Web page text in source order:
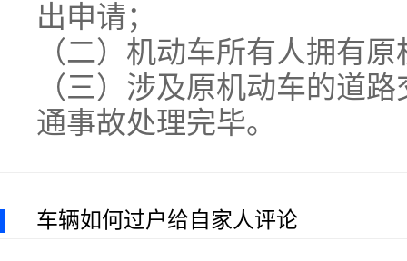
出申请；
（二）机动车所有人拥有
（三）涉及原机动车的道
通事故处理完毕。
车辆如何过户给自家人评论